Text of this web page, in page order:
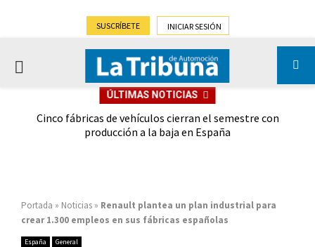
SUSCRÍBETE INICIAR SESIÓN
PRIMARY
ÚLTIMAS NOTICIAS
Cinco fábricas de vehículos cierran el semestre con
producción a la baja en España
Portada » Noticias » Renault plantea un plan industrial para
crear 1.300 empleos en sus fábricas españolas
España General